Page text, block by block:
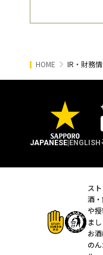
HOME IR・財務
JAPANESE ENGLISH
ス
酒・
や
まし
お
の